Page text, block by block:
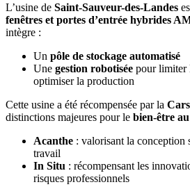
L’usine de Saint-Sauveur-des-Landes
fenêtres et portes d’entrée hybrides
intègre :
Un pôle de stockage automatisé
Une gestion robotisée pour limiter
optimiser la production
Cette usine a été récompensée par la
distinctions majeures pour le bien-être
Acanthe : valorisant la conception
travail
In Situ : récompensant les
risques professionnels